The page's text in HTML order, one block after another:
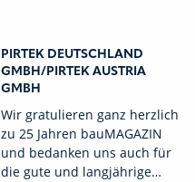
PIRTEK DEUTSCHLAND
GMBH/PIRTEK AUSTRIA
GMBH
Wir gratulieren ganz herzlich
zu 25 Jahren bauMAGAZIN
und bedanken uns auch für
die gute und langjährige…